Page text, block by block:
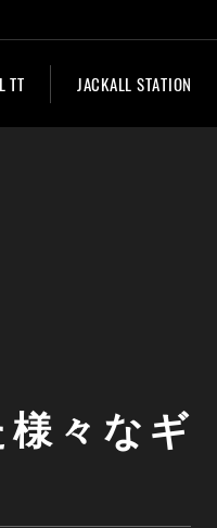
TT JACKALL STATION
々なギ